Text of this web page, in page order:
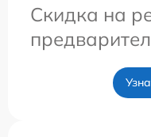
Скидка на